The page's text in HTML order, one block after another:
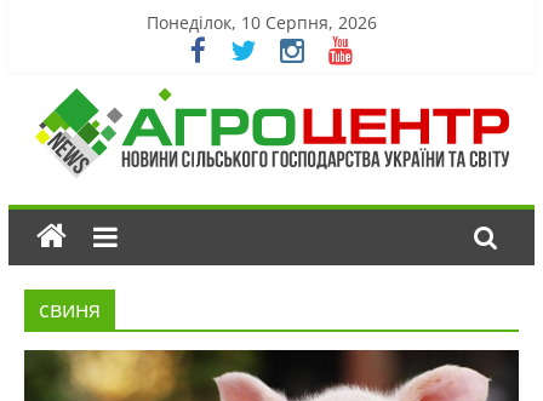
Понеділок, 10 Серпня, 2026
свиня